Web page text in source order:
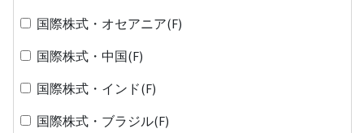
国際株式・オセアニア(F)
国際株式・中国(F)
国際株式・インド(F)
国際株式・ブラジル(F)